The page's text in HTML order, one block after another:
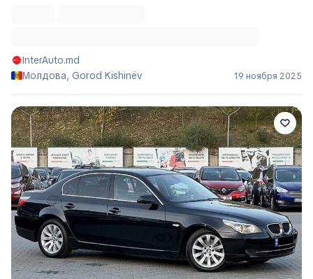
InterAuto.md
Молдова, Gorod Kishinëv
19 ноября 2025